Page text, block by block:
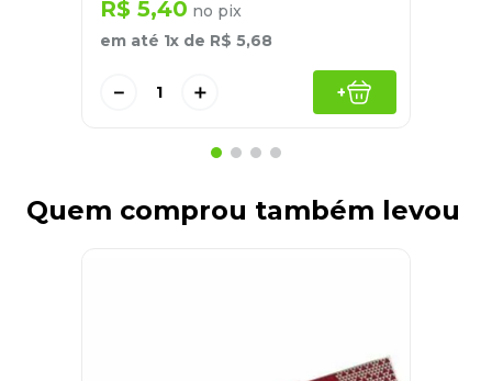
R$ 5,40 no pix
em até 1x de R$ 5,68
＋
－ +
Quem comprou também levou